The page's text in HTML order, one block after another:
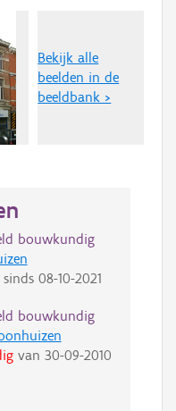
Bekijk alle
beelden in de
beeldbank >
bouwkundig
08-10-2021
bouwkundig
van 30-09-2010